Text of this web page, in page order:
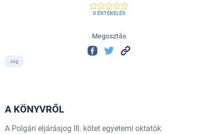
0 ÉRTÉKELÉS
Megosztás
Jog
A KÖNYVRŐL
A Polgári eljárásjog III. kötet egyetemi oktatók